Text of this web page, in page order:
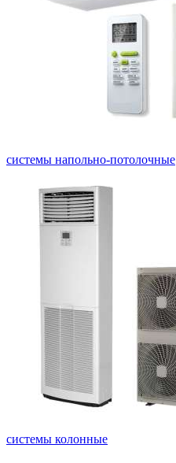
системы напольно-потолочные
системы колонные